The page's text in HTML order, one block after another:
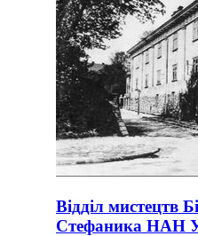
Відділ мистецтв
Стефаника НАН